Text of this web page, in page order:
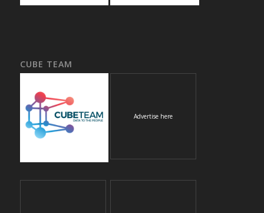
CUBE TEAM
Advertise here